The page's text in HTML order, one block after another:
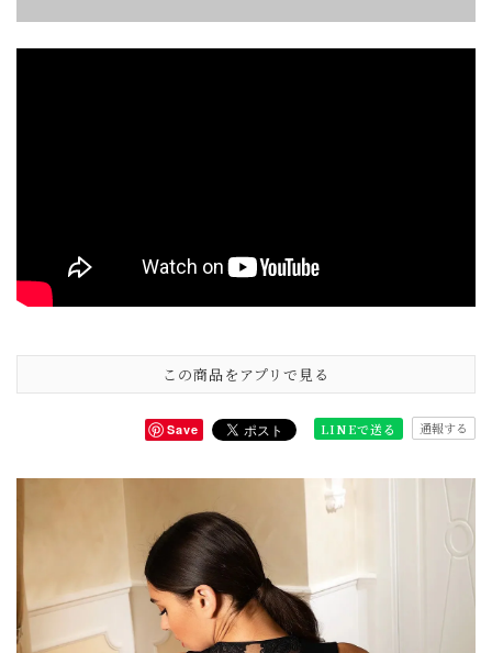
この商品をアプリで見る
Save LINEで送る 通報する